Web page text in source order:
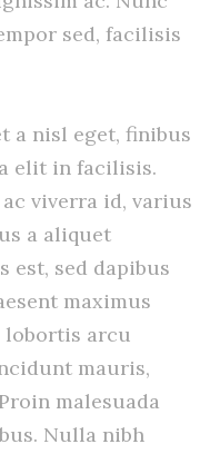
sed, facilisis
a nisl eget, finibus
elit in facilisis.
viverra id, varius
a aliquet
sed dapibus
maximus
lobortis arcu
mauris,
malesuada
Nulla nibh